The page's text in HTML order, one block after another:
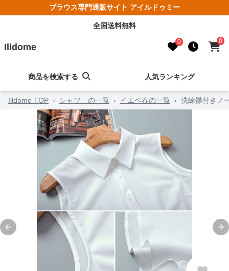
ブラウス専門通販サイト アイルドゥミー
全国送料無料
Illdome 0 0
商品を検索する 人気ランキング
Illdome TOP › シャツ の一覧 › イエベ春の一覧 › 洗練襟付きノ
Previous slide